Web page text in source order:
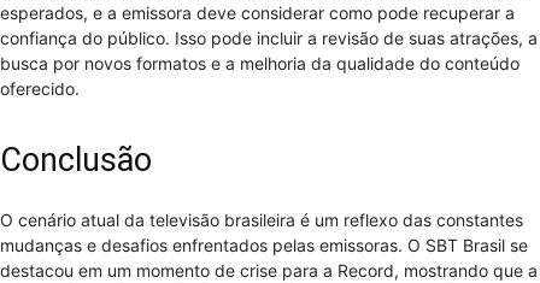
esperados, e a emissora deve considerar como pode recuperar a
confiança do público. Isso pode incluir a revisão de suas atrações, a
busca por novos formatos e a melhoria da qualidade do conteúdo
oferecido.
Conclusão
O cenário atual da televisão brasileira é um reflexo das constantes
mudanças e desafios enfrentados pelas emissoras. O SBT Brasil se
destacou em um momento de crise para a Record, mostrando que a